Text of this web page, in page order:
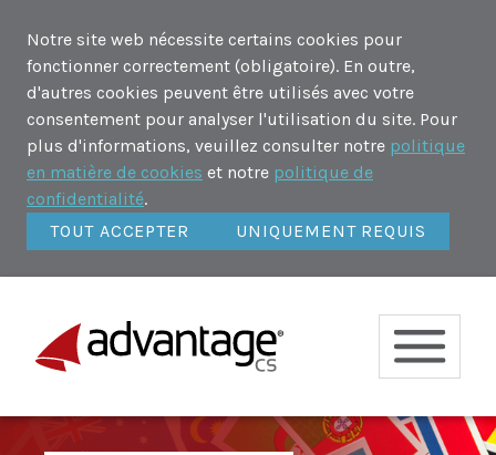
Notre site web nécessite certains cookies pour
fonctionner correctement (obligatoire). En outre,
d'autres cookies peuvent être utilisés avec votre
consentement pour analyser l'utilisation du site. Pour
plus d'informations, veuillez consulter notre politique
en matière de cookies et notre politique de
confidentialité.
TOUT ACCEPTER
UNIQUEMENT REQUIS